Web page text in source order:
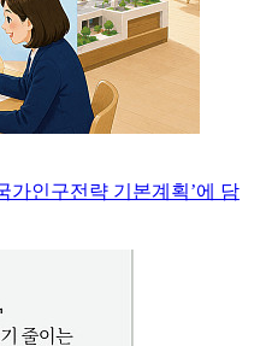
가인구전략 기본계획’에 담